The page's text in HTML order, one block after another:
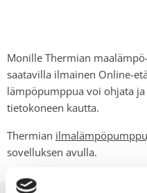
Monille Thermian
saatavilla ilmainen Online-
lämpöpumppua voi ohjata
tietokoneen kautta.
Thermian
sovelluksen avulla.